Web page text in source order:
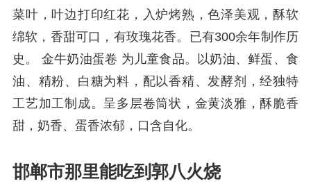
菜叶，叶边打印红花，入炉烤熟，色泽美观，酥软
绵软，香甜可口，有玫瑰花香。已有300余年制作历
史。 金牛奶油蛋卷 为儿童食品。以奶油、鲜蛋、食
油、精粉、白糖为料，配以香精、发酵剂，经独特
工艺加工制成。呈多层卷筒状，金黄淡雅，酥脆香
甜，奶香、蛋香浓郁，口含自化。
邯郸市那里能吃到郭八火烧